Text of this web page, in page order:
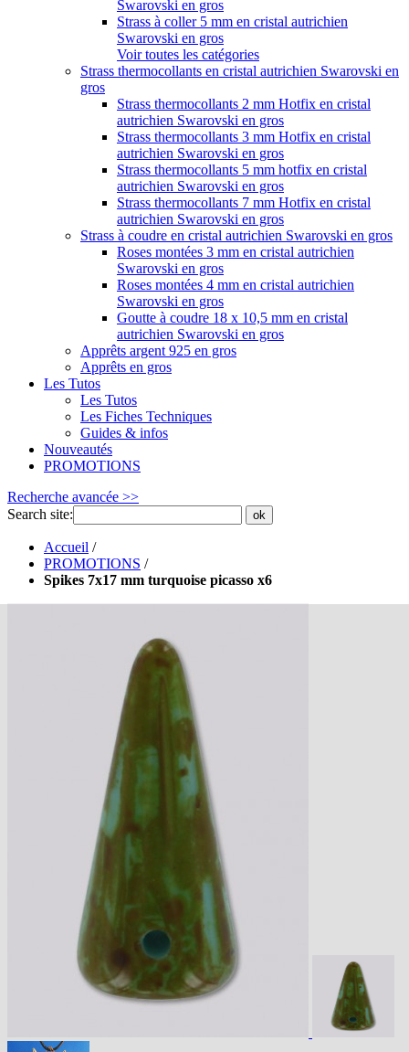
Swarovski en gros
Strass à coller 5 mm en cristal autrichien
Swarovski en gros
Voir toutes les catégories
Strass thermocollants en cristal autrichien Swarovski en
gros
Strass thermocollants 2 mm Hotfix en cristal
autrichien Swarovski en gros
Strass thermocollants 3 mm Hotfix en cristal
autrichien Swarovski en gros
Strass thermocollants 5 mm hotfix en cristal
autrichien Swarovski en gros
Strass thermocollants 7 mm Hotfix en cristal
autrichien Swarovski en gros
Strass à coudre en cristal autrichien Swarovski en gros
Roses montées 3 mm en cristal autrichien
Swarovski en gros
Roses montées 4 mm en cristal autrichien
Swarovski en gros
Goutte à coudre 18 x 10,5 mm en cristal
autrichien Swarovski en gros
Apprêts argent 925 en gros
Apprêts en gros
Les Tutos
Les Tutos
Les Fiches Techniques
Guides & infos
Nouveautés
PROMOTIONS
Recherche avancée >>
Search site:
ok
Accueil /
PROMOTIONS /
Spikes 7x17 mm turquoise picasso x6